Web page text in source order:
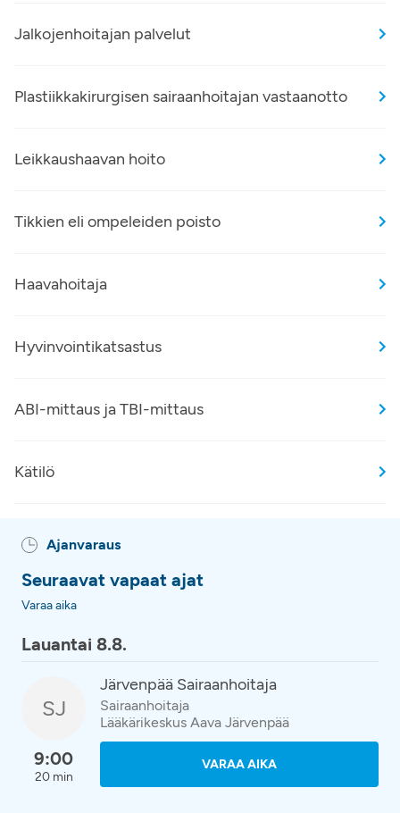
Jalkojenhoitajan palvelut
Plastiikkakirurgisen sairaanhoitajan vastaanotto
Leikkaushaavan hoito
Tikkien eli ompeleiden poisto
Haavahoitaja
Hyvinvointikatsastus
ABI-mittaus ja TBI-mittaus
Kätilö
Ajanvaraus
Seuraavat vapaat ajat
Varaa aika
Lauantai 8.8.
SJ
9:00
20 min
Järvenpää Sairaanhoitaja
Sairaanhoitaja
Lääkärikeskus Aava Järvenpää
VARAA AIKA